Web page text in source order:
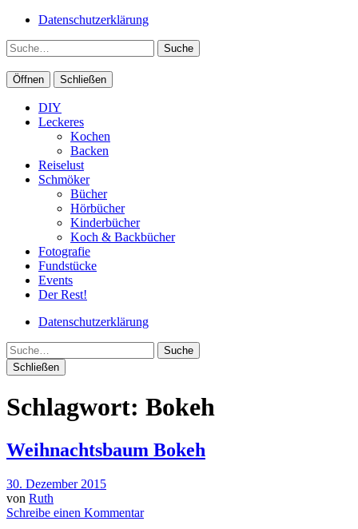
Datenschutzerklärung
Suche
Öffnen Schließen
DIY
Leckeres
Kochen
Backen
Reiselust
Schmöker
Bücher
Hörbücher
Kinderbücher
Koch & Backbücher
Fotografie
Fundstücke
Events
Der Rest!
Datenschutzerklärung
Suche
Schließen
Schlagwort: Bokeh
Weihnachtsbaum Bokeh
30. Dezember 2015
von Ruth
Schreibe einen Kommentar